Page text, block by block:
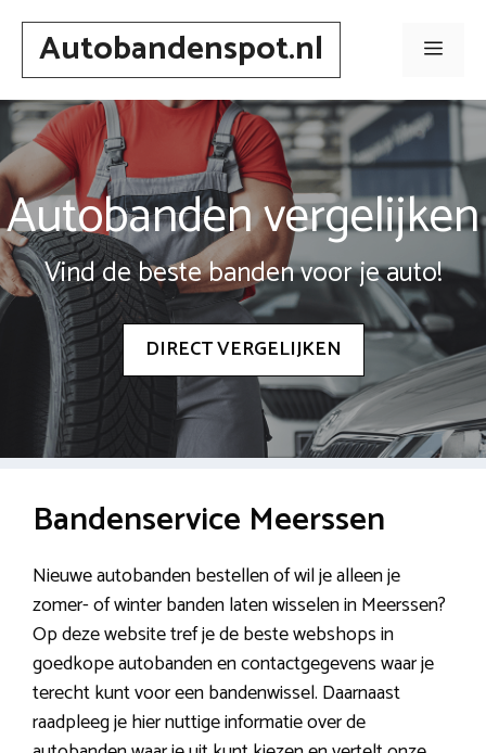
Spring
inhoudAutobandenspot.nl Menu
Autobanden vergelijken
Vind de beste banden voor je auto!
DIRECT VERGELIJKEN
Bandenservice Meerssen
Nieuwe autobanden bestellen of wil je alleen je
zomer- of winter banden laten wisselen in Meerssen?
Op deze website tref je de beste webshops in
goedkope autobanden en contactgegevens waar je
terecht kunt voor een bandenwissel. Daarnaast
raadpleeg je hier nuttige informatie over de